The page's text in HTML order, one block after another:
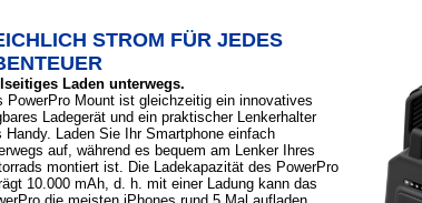
STROM FÜR JEDES
Laden unterwegs.
PowerPro Mount ist gleichzeitig ein innovatives
Ladegerät und ein praktischer Lenkerhalter
Handy. Laden Sie Ihr Smartphone einfach
auf, während es bequem am Lenker Ihres
montiert ist. Die Ladekapazität des PowerPro
10.000 mAh, d. h. mit einer Ladung kann das